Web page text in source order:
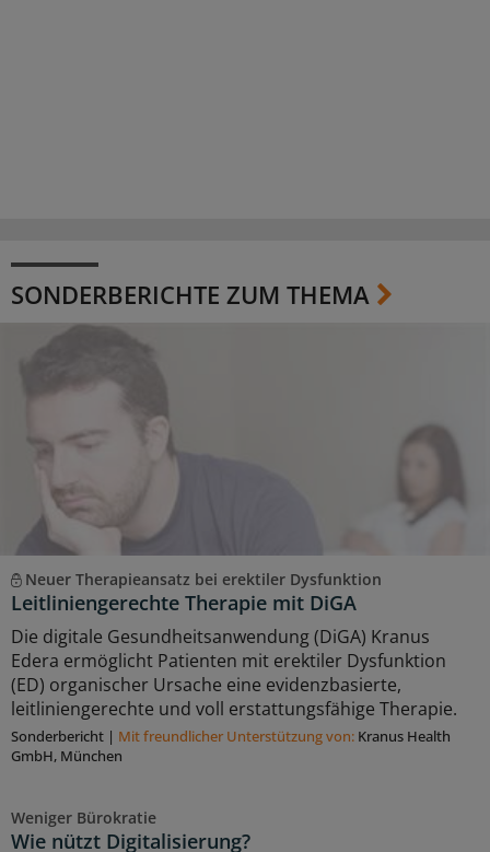
SONDERBERICHTE ZUM THEMA
Neuer Therapieansatz bei erektiler Dysfunktion
Leitliniengerechte Therapie mit DiGA
Die digitale Gesundheitsanwendung (DiGA) Kranus
Edera ermöglicht Patienten mit erektiler Dysfunktion
(ED) organischer Ursache eine evidenzbasierte,
leitliniengerechte und voll erstattungsfähige Therapie.
Sonderbericht | Mit freundlicher Unterstützung von: Kranus Health
GmbH, München
Weniger Bürokratie
Wie nützt Digitalisierung?